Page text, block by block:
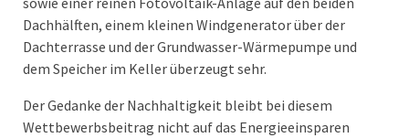
Dachhälften, einem kleinen Windgenerator über der
Dachterrasse und der Grundwasser-Wärmepumpe und
dem Speicher im Keller überzeugt sehr.
Der Gedanke der Nachhaltigkeit bleibt bei diesem
Wettbewerbsbeitrag nicht auf das Energieeinsparen